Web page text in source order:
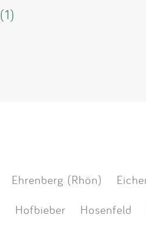
(1)
Ehrenberg (Rhön)
Hofbieber Hosenfeld